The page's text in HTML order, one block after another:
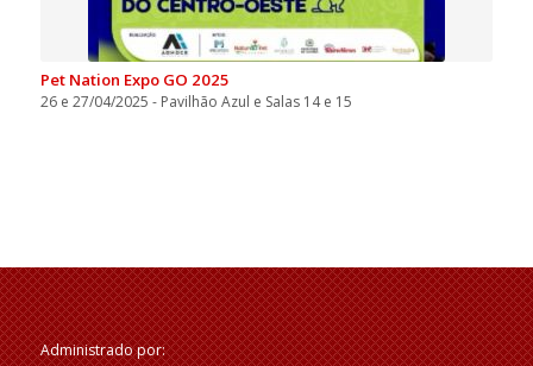
Pet Nation Expo GO 2025
26 e 27/04/2025 - Pavilhão Azul e Salas 14 e 15
Administrado por: